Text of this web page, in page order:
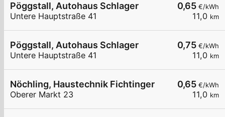
0,65 €/kWh
11,0 km
Pöggstall, Autohaus Schlager
Untere Hauptstraße 41
0,75 €/kWh
11,0 km
Pöggstall, Autohaus Schlager
Untere Hauptstraße 41
0,65 €/kWh
11,0 km
Nöchling, Haustechnik Fichtinger
Oberer Markt 23